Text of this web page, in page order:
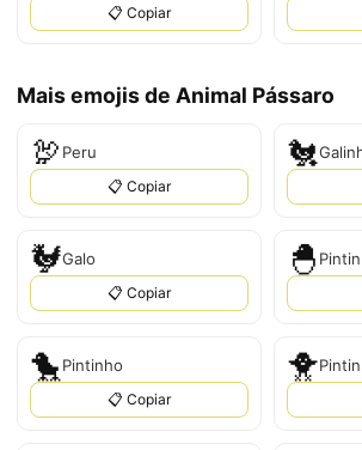
📋 Copiar
Mais emojis de Animal Pássaro
🦃 Peru
📋 Copiar
🐔
🐓Galo
📋 Copiar
🐣
🐤 Pintinho
📋 Copiar
🐥